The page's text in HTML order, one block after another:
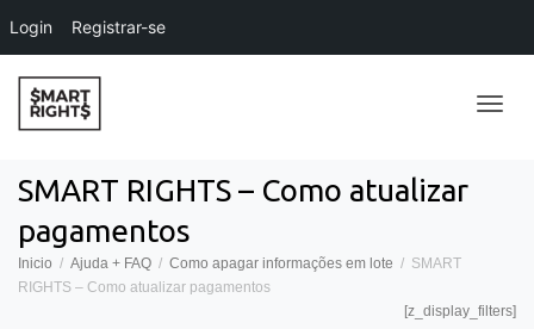
SMART RIGHTS – Como atualizar
pagamentos
Inicio Ajuda + FAQ Como apagar informações em lote
SMART
RIGHTS – Como atualizar pagamentos
[z_display_filters]
Login Registrar-se